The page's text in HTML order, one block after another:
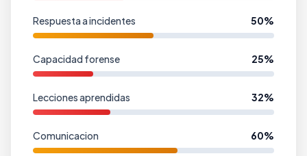
Respuesta a incidentes 50%
Capacidad forense 25%
Lecciones aprendidas 32%
Comunicacion 60%